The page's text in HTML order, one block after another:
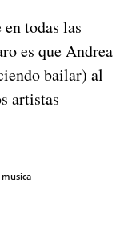
todas las
es que Andrea
bailar) al
artistas
musica